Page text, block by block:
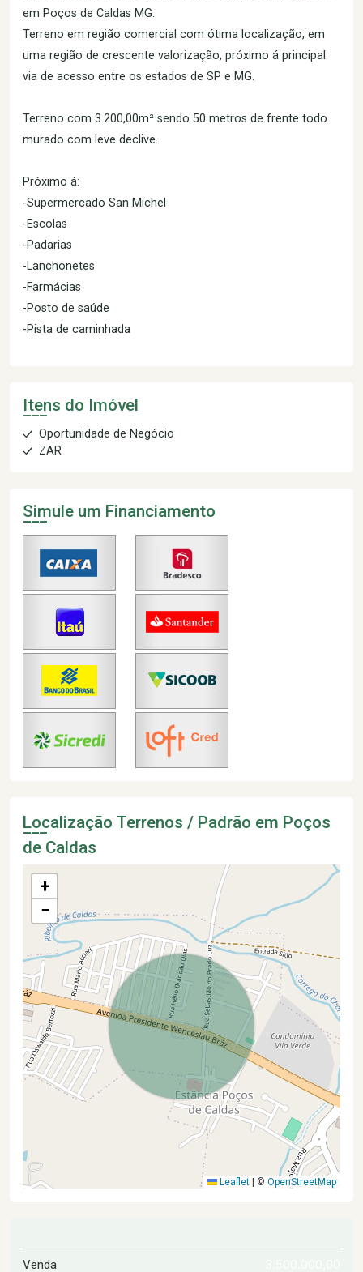
em Poços de Caldas MG.
Terreno em região comercial com ótima localização, em
uma região de crescente valorização, próximo á principal
via de acesso entre os estados de SP e MG.
Terreno com 3.200,00m² sendo 50 metros de frente todo
murado com leve declive.
Próximo á:
-Supermercado San Michel
-Escolas
-Padarias
-Lanchonetes
-Farmácias
-Posto de saúde
-Pista de caminhada
Itens do Imóvel
Oportunidade de Negócio
ZAR
Simule um Financiamento
Localização Terrenos / Padrão em Poços
de Caldas
+
−
Leaflet © OpenStreetMap
Venda